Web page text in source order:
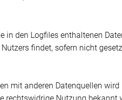
in den Logfiles enthaltenen
findet, sofern nicht
mit anderen Datenquellen